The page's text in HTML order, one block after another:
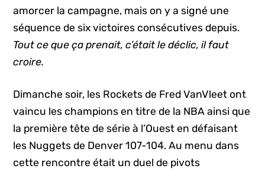
amorcer la campagne, mais on y a signé une
séquence de six victoires consécutives depuis.
Tout ce que ça prenait, c’était le déclic, il faut
croire.
Dimanche soir, les Rockets de Fred VanVleet ont
vaincu les champions en titre de la NBA ainsi que
la première tête de série à l’Ouest en défaisant
les Nuggets de Denver 107-104. Au menu dans
cette rencontre était un duel de pivots